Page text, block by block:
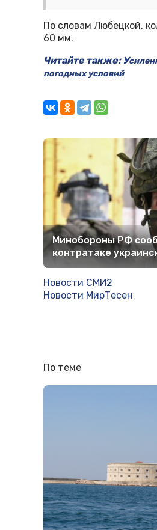
По словам Любецкой,
60 мм.
Читайте также: У
погодных условий
Минобороны РФ
контратаке
Новости СМИ2
Новости МирТесен
По теме